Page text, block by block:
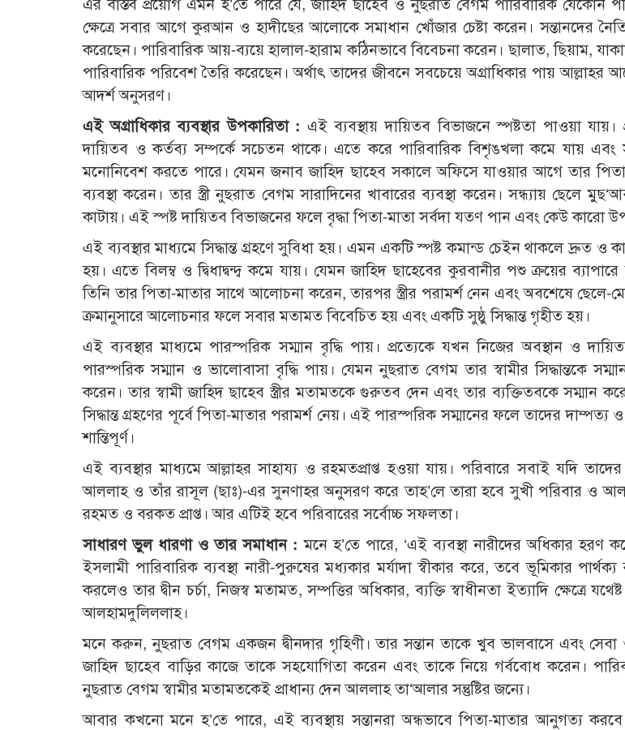
এর বাস্তব প্রয়োগ এমন হ’তে পারে যে, জাহিদ ছাহেব ও নুছরাত বেগম পারিবারিক যেকোন
ক্ষেত্রে সবার আগে কুরআন ও হাদীছের আলোকে সমাধান খোঁজার চেষ্টা করেন। সন্তানদের নৈতিক
করেছেন। পারিবারিক আয়-ব্যয়ে হালাল-হারাম কঠিনভাবে বিবেচনা করেন। ছালাত, ছিয়াম,
পারিবারিক পরিবেশ তৈরি করেছেন। অর্থাৎ তাদের জীবনে সবচেয়ে অগ্রাধিকার পায়
আদর্শ অনুসরণ।
এই অগ্রাধিকার ব্যবস্থার উপকারিতা : এই ব্যবস্থায় দায়িতব বিভাজনে স্পষ্টতা পাওয়া যায়।
দায়িতব ও কর্তব্য সম্পর্কে সচেতন থাকে। এতে করে পারিবারিক বিশৃঙখলা কমে যায়
মনোনিবেশ করতে পারে। যেমন জনাব জাহিদ ছাহেব সকালে অফিসে যাওয়ার আগে তার
ব্যবস্থা করেন। তার স্ত্রী নুছরাত বেগম সারাদিনের খাবারের ব্যবস্থা করেন। সন্ধ্যায় ছেলে
কাটায়। এই স্পষ্ট দায়িতব বিভাজনের ফলে বৃদ্ধা পিতা-মাতা সর্বদা যতণ পান এবং কেউ কারো
এই ব্যবস্থার মাধ্যমে সিদ্ধান্ত গ্রহণে সুবিধা হয়। এমন একটি স্পষ্ট কমান্ড চেইন থাকলে দ্রুত ও
হয়। এতে বিলম্ব ও দ্বিধাদ্বন্দ্ব কমে যায়। যেমন জাহিদ ছাহেবের কুরবানীর পশু ক্রয়ের ব্যাপারে
তিনি তার পিতা-মাতার সাথে আলোচনা করেন, তারপর স্ত্রীর পরামর্শ নেন এবং অবশেষে
ক্রমানুসারে আলোচনার ফলে সবার মতামত বিবেচিত হয় এবং একটি সুষ্ঠু সিদ্ধান্ত গৃহীত হয়।
এই ব্যবস্থার মাধ্যমে পারস্পরিক সম্মান বৃদ্ধি পায়। প্রত্যেকে যখন নিজের অবস্থান ও
পারস্পরিক সম্মান ও ভালোবাসা বৃদ্ধি পায়। যেমন নুছরাত বেগম তার স্বামীর সিদ্ধান্তকে
করেন। তার স্বামী জাহিদ ছাহেব স্ত্রীর মতামতকে গুরুতব দেন এবং তার ব্যক্তিতবকে সম্মান
সিদ্ধান্ত গ্রহণের পূর্বে পিতা-মাতার পরামর্শ নেয়। এই পারস্পরিক সম্মানের ফলে তাদের
শান্তিপূর্ণ।
এই ব্যবস্থার মাধ্যমে আল্লাহর সাহায্য ও রহমতপ্রাপ্ত হওয়া যায়। পরিবারে সবাই যদি
আললাহ ও তাঁর রাসূল (ছাঃ)-এর সুনণাহর অনুসরণ করে তাহ’লে তারা হবে সুখী পরিবার ও
রহমত ও বরকত প্রাপ্ত। আর এটিই হবে পরিবারের সর্বোচ্চ সফলতা।
সাধারণ ভুল ধারণা ও তার সমাধান :মনে হ’তে পারে, ‘এই ব্যবস্থা নারীদের অধিকার হরণ
ইসলামী পারিবারিক ব্যবস্থা নারী-পুরুষের মধ্যকার মর্যাদা স্বীকার করে, তবে ভূমিকার পার্থক্য
করলেও তার দ্বীন চর্চা, নিজস্ব মতামত, সম্পত্তির অধিকার, ব্যক্তি স্বাধীনতা ইত্যাদি ক্ষেত্রে
আলহামদুলিললাহ।
মনে করুন, নুছরাত বেগম একজন দ্বীনদার গৃহিণী। তার সন্তান তাকে খুব ভালবাসে এবং সেবা
জাহিদ ছাহেব বাড়ির কাজে তাকে সহযোগিতা করেন এবং তাকে নিয়ে গর্ববোধ করেন।
নুছরাত বেগম স্বামীর মতামতকেই প্রাধান্য দেন আললাহ তা‘আলার সন্তুষ্টির জন্যে।
আবার কখনো মনে হ’তে পারে, এই ব্যবস্থায় সন্তানরা অন্ধভাবে পিতা-মাতার আনুগত্য